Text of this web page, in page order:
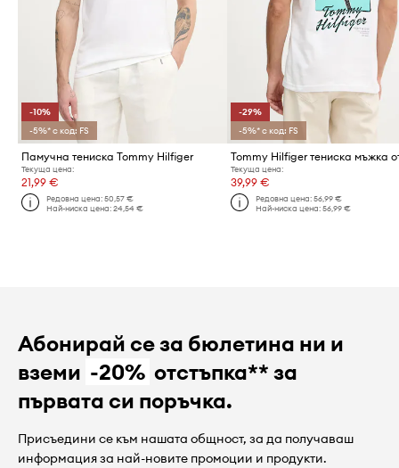
-10%
-5%* с код: FS
Памучна тениска Tommy Hilfiger
Текуща цена:
21,99 €
Редовна цена:50,57 €
Най-ниска цена:24,54 €
-29%
-5%* с код: FS
Текуща цена:
39,99 €
Редовна цена: 56,99 €
Най-ниска цена: 56,99 €
Абонирай се за бюлетина ни и
вземи -20% отстъпка** за
първата си поръчка.
Присъедини се към нашата общност, за да получаваш
информация за най-новите промоции и продукти.